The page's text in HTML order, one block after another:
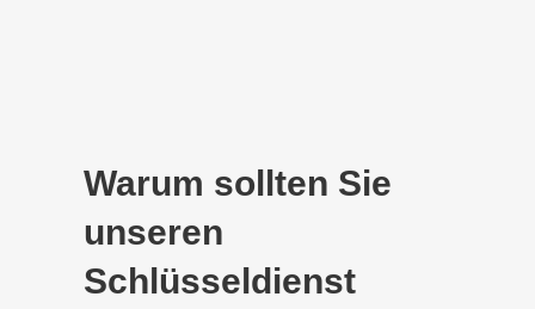
Warum sollten Sie
unseren
Schlüsseldienst